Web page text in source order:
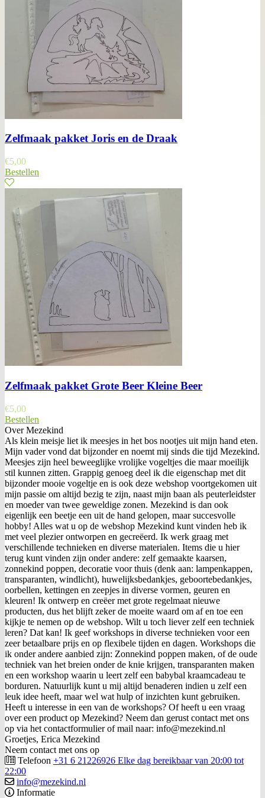
Zelfmaak pakket Joris en de Draak
€5,00
Bestellen
Zelfmaak pakket Grote Beer Kleine Beer
€5,00
Bestellen
Over Mezekind
Als klein meisje liet ik meesjes in het bos nootjes uit mijn hand eten.
Mijn vader vond dat bijzonder en noemt mij sinds die tijd Mezekind.
Meesjes zijn heel beweeglijke vrolijke vogeltjes die maar moeilijk
stil kunnen zitten. Grappig genoeg deel ik die eigenschap met dit
bijzonder mooie vogeltje en is ook deze webshop voortgekomen uit
mijn passie om altijd bezig te zijn, naast mijn baan als peuterleidster
en moeder van twee geweldige zonen. Mezekind is dan ook
eigenlijk een beetje een uit de hand gelopen, maar succesvolle
hobby! Alles wat u op de webshop Mezekind kunt vinden heb ik
met veel plezier ontworpen en gecreëerd. Ik werk graag met
verschillende technieken en diverse materialen. Items die u hier
terug kunt vinden zijn onder andere: zelf gemaakte kaarsen,
zonnekind poppen, decoratie voor thuis (denk aan: lampenkappen,
transparanten, windlicht), huwelijksbedankjes, geboortebedankjes,
oorbellen, kettingen en zeepjes in diverse vormen, geuren en
kleuren! Ik ontwerp en creëer met grote regelmaat nieuwe
producten, dus het blijft zeker de moeite waard om af en toe een
kijkje te nemen op de webshop. Wilt u toch liever zelf een techniek
leren? Dat kan! Ik geef workshops in diverse technieken voor een
zeer betaalbare prijs en op flexibele tijden en dagen. Workshops die
ik onder andere aanbied zijn: Zonnekind poppen maken, of de oude
techniek van het breien onder de knie krijgen, transparanten maken
en een workshop waarin u leert zelf een babybal kraamcadeau te
borduren. Natuurlijk kunt u mij altijd benaderen indien u zelf een
leuk idee heeft, maar wel wat hulp of inzichten kunt gebruiken.
Heeft u interesse in een van de workshops? Of heeft u een vraag
over een product op Mezekind? Neem dan gerust contact met ons
op via het contactformulier of mail naar: info@mezekind.nl
Groetjes, Erica Mezekind
Neem contact met ons op
Telefoon +31 6 21226926 Elke dag bereikbaar van 20:00 tot
22:00
info@mezekind.nl
Informatie